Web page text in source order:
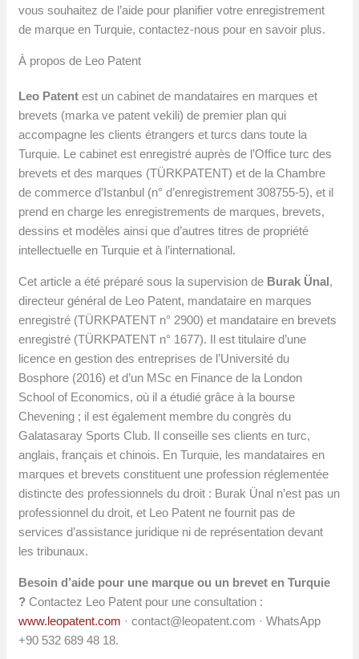
vous souhaitez de l’aide pour planifier votre enregistrement
de marque en Turquie, contactez-nous pour en savoir plus.
À propos de Leo Patent
Leo Patent est un cabinet de mandataires en marques et
brevets (marka ve patent vekili) de premier plan qui
accompagne les clients étrangers et turcs dans toute la
Turquie. Le cabinet est enregistré auprès de l’Office turc des
brevets et des marques (TÜRKPATENT) et de la Chambre
de commerce d’Istanbul (n° d’enregistrement 308755-5), et il
prend en charge les enregistrements de marques, brevets,
dessins et modèles ainsi que d’autres titres de propriété
intellectuelle en Turquie et à l’international.
Cet article a été préparé sous la supervision de Burak Ünal,
directeur général de Leo Patent, mandataire en marques
enregistré (TÜRKPATENT n° 2900) et mandataire en brevets
enregistré (TÜRKPATENT n° 1677). Il est titulaire d’une
licence en gestion des entreprises de l’Université du
Bosphore (2016) et d’un MSc en Finance de la London
School of Economics, où il a étudié grâce à la bourse
Chevening ; il est également membre du congrès du
Galatasaray Sports Club. Il conseille ses clients en turc,
anglais, français et chinois. En Turquie, les mandataires en
marques et brevets constituent une profession réglementée
distincte des professionnels du droit : Burak Ünal n’est pas un
professionnel du droit, et Leo Patent ne fournit pas de
services d’assistance juridique ni de représentation devant
les tribunaux.
Besoin d’aide pour une marque ou un brevet en Turquie
? Contactez Leo Patent pour une consultation :
www.leopatent.com ·contact@leopatent.com · WhatsApp
+90 532 689 48 18.